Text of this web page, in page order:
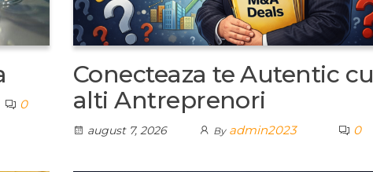
0
Conecteaza te Autentic cu
alti Antreprenori
august 7, 2026 By admin2023 0